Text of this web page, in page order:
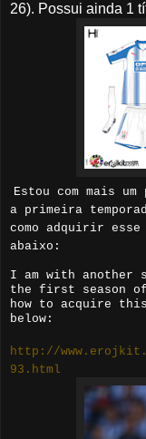
26). Possui ainda 1
Estou com mais
a primeira
como adquirir
abaixo:
I am with another
the first season of
how to acquire
below:
http://
93.html